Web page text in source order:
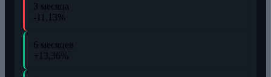
3 месяца
-11,13%
6 месяцев
+13,36%